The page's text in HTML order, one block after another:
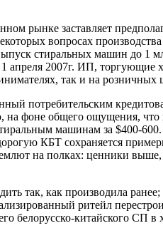
рынке заставляет
вопросах
стиральных машин до
апреля 2007г. ИП,
так и на розничных
потребительским
фоне общего ощущения, что
машинам за $400-
КБТ сохраняется
на полках: ценники
так, как производила
ритейл
белорусско-китайского СП в